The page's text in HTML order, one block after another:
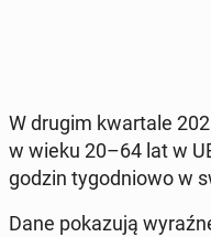
W drugim kwar­ta­le
w wieku 20–64 lat w
godzin ty­go­dnio­wo w
Dane po­ka­zu­ją